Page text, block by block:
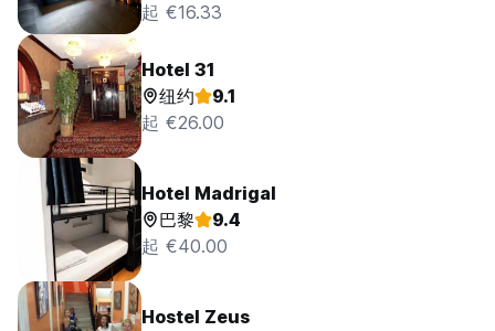
起 €16.33
Hotel 31
纽约
9.1
起 €26.00
Hotel Madrigal
巴黎
9.4
起 €40.00
Hostel Zeus